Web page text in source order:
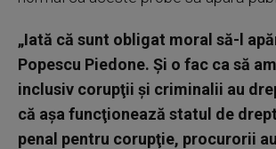
„Iată că sunt obligat moral să-l
Popescu Piedone. Şi o fac ca să
inclusiv corupţii şi criminalii au
că aşa funcţionează statul de
penal pentru corupţie, procurorii